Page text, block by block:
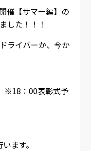
催【サマー編】の
した！！！
ライバーか、今か
※18：00表彰式予
ます。